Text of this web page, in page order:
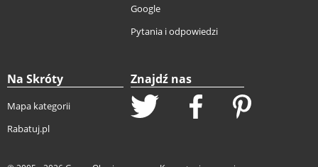
Google
Pytania i odpowiedzi
Na Skróty
Mapa kategorii
Rabatuj.pl
Znajdź nas